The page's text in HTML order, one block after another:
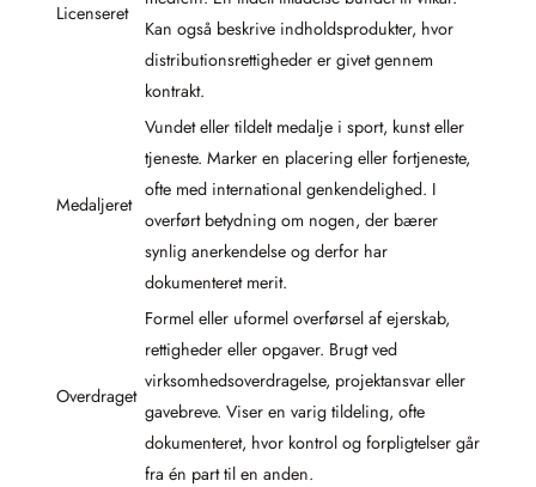
Licenseret
Kan også beskrive indholdsprodukter, hvor
distributionsrettigheder er givet gennem
kontrakt.
Medaljeret
Vundet eller tildelt medalje i sport, kunst eller
tjeneste. Marker en placering eller fortjeneste,
ofte med international genkendelighed. I
overført betydning om nogen, der bærer
synlig anerkendelse og derfor har
dokumenteret merit.
Overdraget
Formel eller uformel overførsel af ejerskab,
rettigheder eller opgaver. Brugt ved
virksomhedsoverdragelse, projektansvar eller
gavebreve. Viser en varig tildeling, ofte
dokumenteret, hvor kontrol og forpligtelser går
fra én part til en anden.